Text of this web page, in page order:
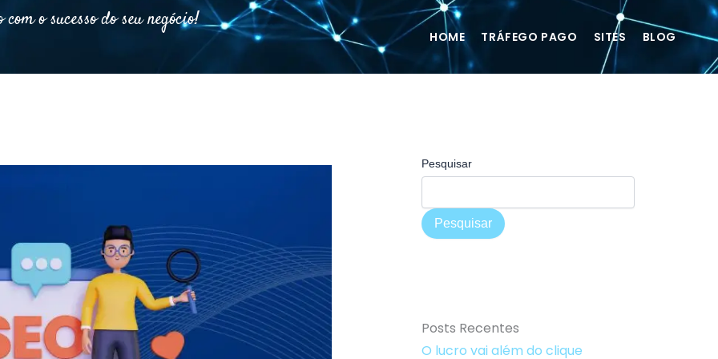
o sucesso do seu negócio!
HOME TRÁFEGO PAGO SITES BLOG
Pesquisar
Pesquisar
Posts Recentes
O lucro vai além do clique